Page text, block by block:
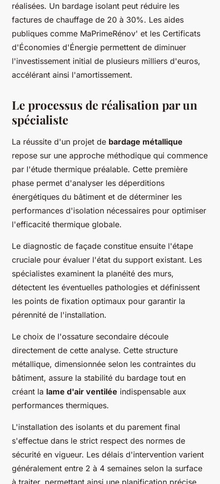
réalisées. Un bardage isolant peut réduire les
factures de chauffage de 20 à 30%. Les aides
publiques comme MaPrimeRénov' et les Certificats
d'Économies d'Énergie permettent de diminuer
l'investissement initial de plusieurs milliers d'euros,
accélérant ainsi l'amortissement.
Le processus de réalisation par un
spécialiste
La réussite d'un projet de bardage métallique
repose sur une approche méthodique qui commence
par l'étude thermique préalable. Cette première
phase permet d'analyser les déperditions
énergétiques du bâtiment et de déterminer les
performances d'isolation nécessaires pour optimiser
l'efficacité thermique globale.
Le diagnostic de façade constitue ensuite l'étape
cruciale pour évaluer l'état du support existant. Les
spécialistes examinent la planéité des murs,
détectent les éventuelles pathologies et définissent
les points de fixation optimaux pour garantir la
pérennité de l'installation.
Le choix de l'ossature secondaire découle
directement de cette analyse. Cette structure
métallique, dimensionnée selon les contraintes du
bâtiment, assure la stabilité du bardage tout en
créant la lame d'air ventilée indispensable aux
performances thermiques.
L'installation des isolants et du parement final
s'effectue dans le strict respect des normes de
sécurité en vigueur. Les délais d'intervention varient
généralement entre 2 à 4 semaines selon la surface
à traiter, permettant ainsi une planification précise